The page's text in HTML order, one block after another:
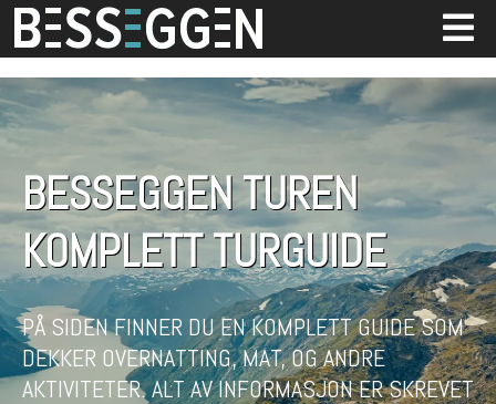
BESSEGGEN TUREN
KOMPLETT TURGUIDE
PÅ SIDEN FINNER DU EN KOMPLETT GUIDE SOM
DEKKER OVERNATTING, MAT, OG ANDRE
AKTIVITETER. ALT AV INFORMASJON ER SKREVET